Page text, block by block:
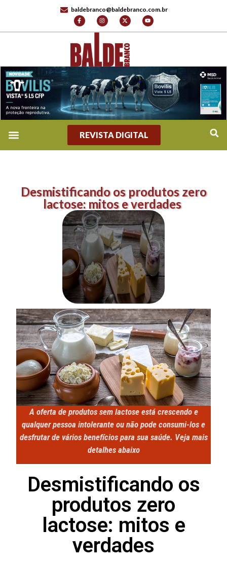
baldebranco@baldebranco.com.br
REVISTA DIGITAL
Desmistificando os produtos zero
lactose: mitos e verdades
A oferta de produtos sem lactose está crescendo e
qualquer pessoa intolerante ou não pode consumi-los e
desfrutar de vários benefícios para sua saúde. Veja mais
detalhes abaixo
Desmistificando os
produtos zero
lactose: mitos e
verdades